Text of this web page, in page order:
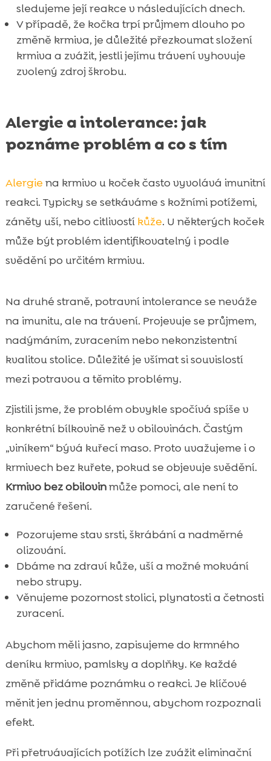
sledujeme její reakce v následujících dnech.
V případě, že kočka trpí průjmem dlouho po
změně krmiva, je důležité přezkoumat složení
krmiva a zvážit, jestli jejímu trávení vyhovuje
zvolený zdroj škrobu.
Alergie a intolerance: jak
poznáme problém a co s tím
Alergie na krmivo u koček často vyvolává imunitní
reakci. Typicky se setkáváme s kožními potížemi,
záněty uší, nebo citlivostí kůže. U některých koček
může být problém identifikovatelný i podle
svědění po určitém krmivu.
Na druhé straně, potravní intolerance se neváže
na imunitu, ale na trávení. Projevuje se průjmem,
nadýmáním, zvracením nebo nekonzistentní
kvalitou stolice. Důležité je všímat si souvislostí
mezi potravou a těmito problémy.
Zjistili jsme, že problém obvykle spočívá spíše v
konkrétní bílkovině než v obilovinách. Častým
„viníkem“ bývá kuřecí maso. Proto uvažujeme i o
krmivech bez kuřete, pokud se objevuje svědění.
Krmivo bez obilovinmůže pomoci, ale není to
zaručené řešení.
Pozorujeme stav srsti, škrábání a nadměrné
olizování.
Dbáme na zdraví kůže, uší a možné mokvání
nebo strupy.
Věnujeme pozornost stolici, plynatosti a četnosti
zvracení.
Abychom měli jasno, zapisujeme do krmného
deníku krmivo, pamlsky a doplňky. Ke každé
změně přidáme poznámku o reakci. Je klíčové
měnit jen jednu proměnnou, abychom rozpoznali
efekt.
Při přetrvávajících potížích lze zvážit eliminační